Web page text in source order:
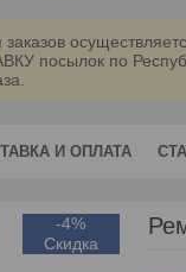
посылок по
И ОПЛАТА
-4%